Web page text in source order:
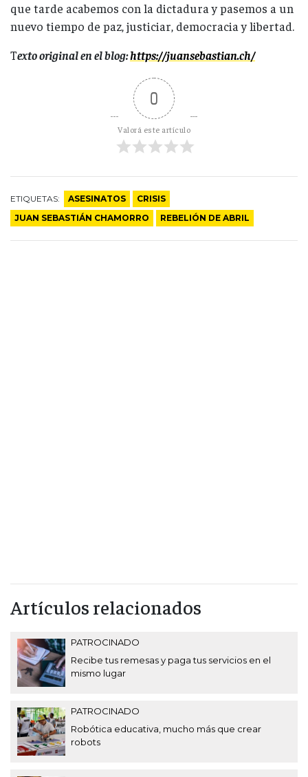
que tarde acabemos con la dictadura y pasemos a un
nuevo tiempo de paz, justiciar, democracia y libertad.
Texto original en el blog:https://juansebastian.ch/
0
Valorá este artículo
ETIQUETAS: ASESINATOS
CRISIS
JUAN SEBASTIÁN CHAMORRO
REBELIÓN DE ABRIL
Artículos relacionados
PATROCINADO
Recibe tus remesas y paga tus servicios en el
mismo lugar
PATROCINADO
Robótica educativa, mucho más que crear
robots